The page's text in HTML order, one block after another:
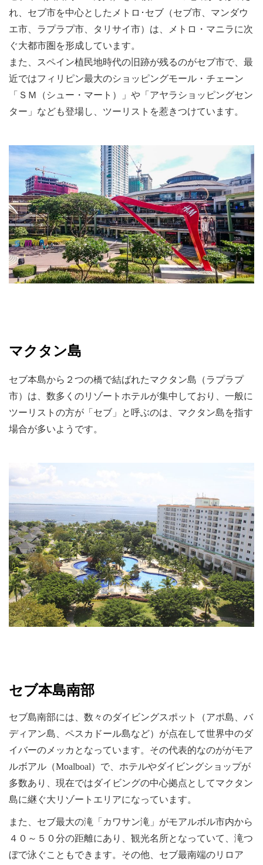
れ、セブ市を中心としたメトロ･セブ（セブ市、マンダウ
エ市、ラプラプ市、タリサイ市）は、メトロ・マニラに次
ぐ大都市圏を形成しています。
また、スペイン植民地時代の旧跡が残るのがセブ市で、最
近ではフィリピン最大のショッピングモール・チェーン
「ＳＭ（シュー・マート）」や「アヤラショッピングセン
ター」なども登場し、ツーリストを惹きつけています。
マクタン島
セブ本島から２つの橋で結ばれたマクタン島（ラプラプ
市）は、数多くのリゾートホテルが集中しており、一般に
ツーリストの方が「セブ」と呼ぶのは、マクタン島を指す
場合が多いようです。
セブ本島南部
セブ島南部には、数々のダイビングスポット（アポ島、バ
ディアン島、ペスカドール島など）が点在して世界中のダ
イバーのメッカとなっています。その代表的なのががモア
ルボアル（Moalboal）で、ホテルやダイビングショップが
多数あり、現在ではダイビングの中心拠点としてマクタン
島に継ぐ大リゾートエリアになっています。
また、セブ最大の滝「カワサン滝」がモアルボル市内から
４０～５０分の距離にあり、観光名所となっていて、滝つ
ぼで泳ぐこともできます。その他、セブ最南端のリロア